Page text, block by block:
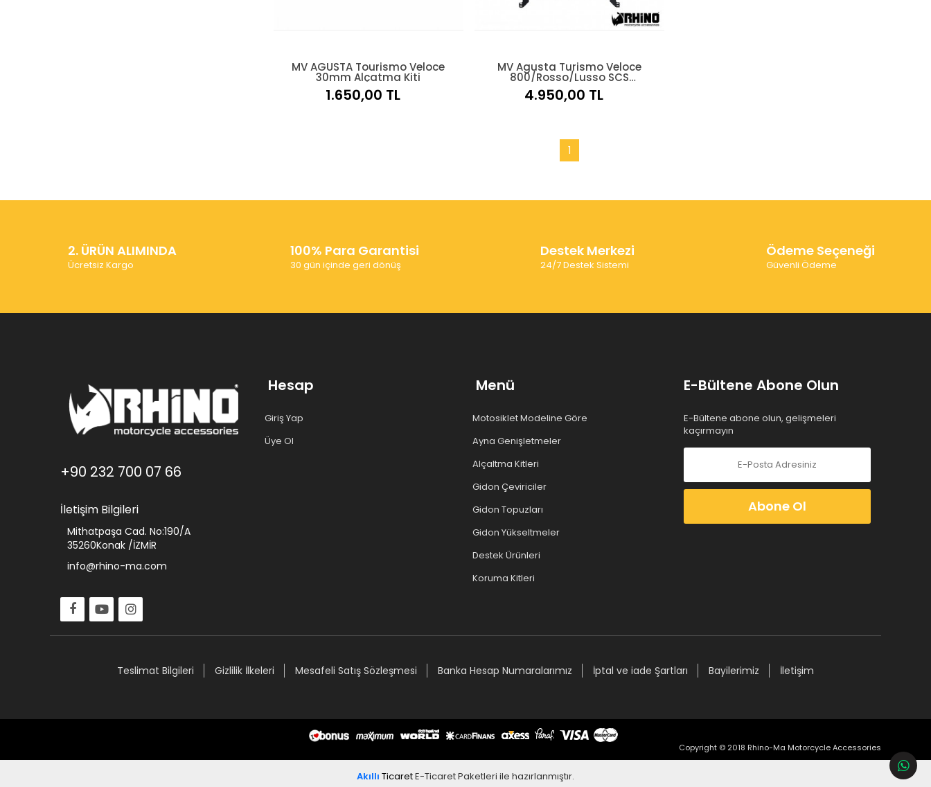
MV AGUSTA Tourismo Veloce
30mm Alçatma Kiti
1.650,00 TL
MV Agusta Turismo Veloce
800/Rosso/Lusso SCS
Radyatör Koruma Kiti
4.950,00 TL
1
2. ÜRÜN ALIMINDA
Ücretsiz Kargo
100% Para Garantisi
30 gün içinde geri dönüş
Destek Merkezi
24/7 Destek Sistemi
Ödeme Seçeneği
Güvenli Ödeme
+90 232 700 07 66
İletişim Bilgileri
Mithatpaşa Cad. No:190/A
35260Konak /İZMİR
info@rhino-ma.com
Hesap
Giriş Yap
Üye Ol
Menü
Motosiklet Modeline Göre
Ayna Genişletmeler
Alçaltma Kitleri
Gidon Çeviriciler
Gidon Topuzları
Gidon Yükseltmeler
Destek Ürünleri
Koruma Kitleri
E-Bültene Abone Olun
E-Bültene abone olun, gelişmeleri
kaçırmayın
Abone Ol
Teslimat Bilgileri Gizlilik İlkeleri Mesafeli Satış Sözleşmesi Banka Hesap Numaralarımız İptal ve iade Şartları Bayilerimiz İletişim
Copyright © 2018 Rhino-Ma Motorcycle Accessories
Akıllı TicaretE-Ticaret Paketleri ile hazırlanmıştır.